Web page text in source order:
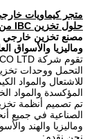
متجر كيماويات خارجي
حلول تخزين IBC من 1 إلى 24 حاوية IBC
مصنع تخزين خارجي
وماليزيا والأسواق
التحمل ووحدات
للاشتعال والمواد
المؤكسدة والمواد
تم تصميم أنظمة تخزين
الصناعية في جميع
وماليزيا والهند